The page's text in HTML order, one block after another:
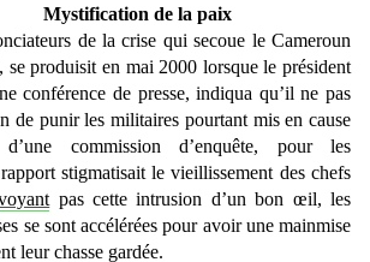
Mystification de la paix
de la crise qui secoue le Cameroun
se produisit en mai 2000 lorsque le président
conférence de presse, indiqua qu’il ne pas
de punir les militaires pourtant mis en cause
commission d’enquête, pour les
stigmatisait le vieillissement des chefs
pas cette intrusion d’un bon œil, les
se sont accélérées pour avoir une mainmise
leur chasse gardée.